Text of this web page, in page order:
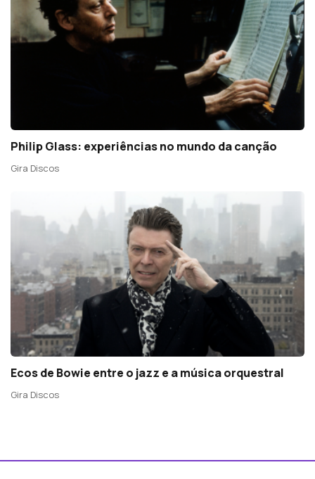
Philip Glass: experiências no mundo da canção
Gira Discos
Ecos de Bowie entre o jazz e a música orquestral
Gira Discos